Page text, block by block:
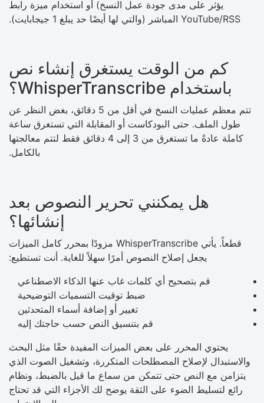
يؤثر على مدى جودة عمل النسخ) أو استخدام ميزة رابط
YouTube/RSS المباشر (والتي لها أيضًا حد يبلغ 1 جيجابايت).
كم من الوقت يستغرق إنشاء نص
باستخدام WhisperTranscribe؟
تتم معظم عمليات النسخ في أقل من 5 دقائق، بغض النظر عن
طول الملف. حتى البودكاست أو المقابلة التي تستغرق ساعة
كاملة عادةً ما تستغرق من 3 إلى 4 دقائق فقط لتتم معالجتها
بالكامل.
هل يمكنني تحرير النصوص بعد
إنشائها؟
قطعاً. يأتي WhisperTranscribe مزودًا بمحرر كامل الميزات
يجعل إصلاح النصوص أمرًا سهلاً للغاية. أنت تستطيع:
قم بتصحيح أي كلمات غاب عنها الذكاء الاصطناعي
ضبط توقيت التسميات التوضيحية
تغيير أو إضافة أسماء المتحدثين
قم بتنسيق النص حسب حاجتك إليه
يحتوي المحرر على بعض الميزات المفيدة حقًا مثل البحث
والاستبدال لإصلاح المصطلحات المتكررة، وتشغيل الصوت الذي
يتزامن مع النص حتى تتمكن من سماع ما قيل بالضبط، ونظام
رائع لتسليط الضوء على الثقة يوضح لك الأجزاء التي قد تحتاج